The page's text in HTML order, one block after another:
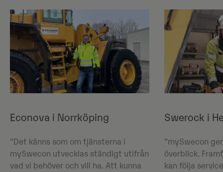
Econova i Norrköping
"Det känns som om tjänsterna i
mySwecon utvecklas ständigt utifrån
vad vi behöver och vill ha. Att kunna
Swerock i
"mySwecon
överblick.
kan följa